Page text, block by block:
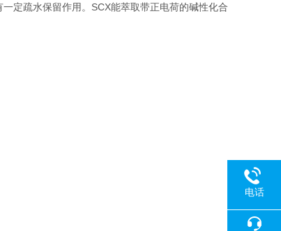
定疏水保留作用。 SCX能萃取带正电荷的碱性化合
电话